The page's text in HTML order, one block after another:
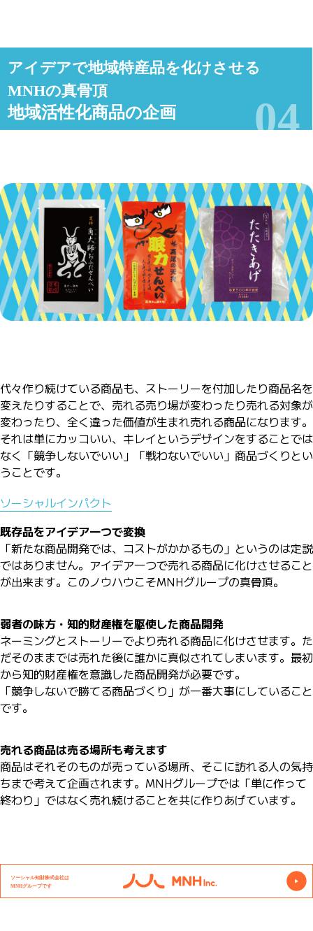
代々作り続けている商品も、ストーリーを付加したり商品名を
変えたりすることで、売れる売り場が変わったり売れる対象が
変わったり、全く違った価値が生まれ売れる商品になります。
それは単にカッコいい、キレイというデザインをすることでは
なく「競争しないでいい」「戦わないでいい」商品づくりとい
うことです。
ソーシャルインパクト
既存品をアイデア一つで変換
「新たな商品開発では、コストがかかるもの」というのは定説
ではありません。アイデア一つで売れる商品に化けさせること
が出来ます。このノウハウこそMNHグループの真骨頂。
弱者の味方・知的財産権を駆使した商品開発
ネーミングとストーリーでより売れる商品に化けさせます。た
だそのままでは売れた後に誰かに真似されてしまいます。最初
から知的財産権を意識した商品開発が必要です。
「競争しないで勝てる商品づくり」が一番大事にしていること
です。
売れる商品は売る場所も考えます
商品はそれそのものが売っている場所、そこに訪れる人の気持
ちまで考えて企画されます。MNHグループでは「単に作って
終わり」ではなく売れ続けることを共に作りあげています。